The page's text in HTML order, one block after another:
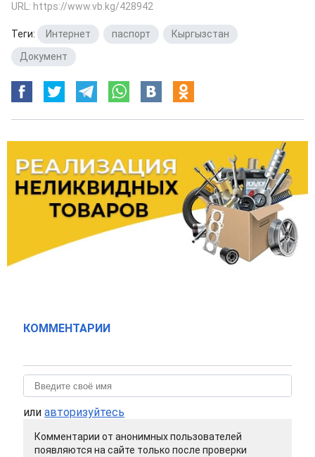
URL: https://www.vb.kg/428942
Теги: Интернет паспорт Кыргызстан
Документ
КОММЕНТАРИИ
или авторизуйтесь
Комментарии от анонимных пользователей
появляются на сайте только после проверки